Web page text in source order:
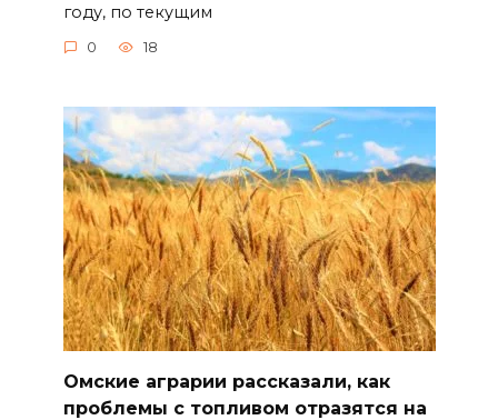
году, по текущим
0 18
Омские аграрии рассказали, как
проблемы с топливом отразятся на